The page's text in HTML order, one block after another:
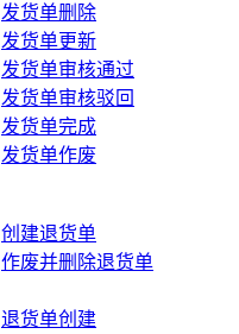
发货单删除
发货单更新
发货单审核通过
发货单审核驳回
发货单完成
发货单作废
创建退货单
作废并删除退货单
退货单创建